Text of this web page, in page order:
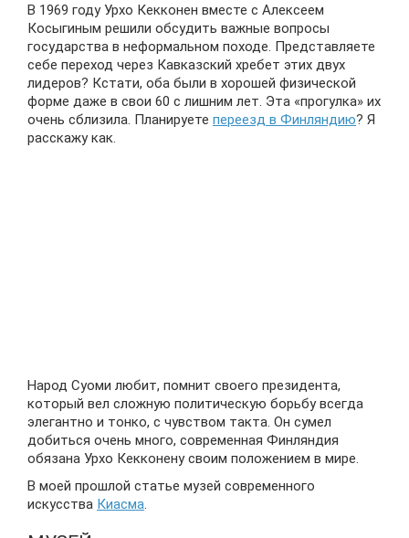
В 1969 году Урхо Кекконен вместе с Алексеем
Косыгиным решили обсудить важные вопросы
государства в неформальном походе. Представляете
себе переход через Кавказский хребет этих двух
лидеров? Кстати, оба были в хорошей физической
форме даже в свои 60 с лишним лет. Эта «прогулка» их
очень сблизила. Планируете переезд в Финляндию? Я
расскажу как.
Народ Суоми любит, помнит своего президента,
который вел сложную политическую борьбу всегда
элегантно и тонко, с чувством такта. Он сумел
добиться очень много, современная Финляндия
обязана Урхо Кекконену своим положением в мире.
В моей прошлой статье музей современного
искусства Киасма.